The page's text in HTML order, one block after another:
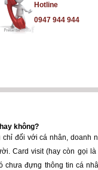
Hotline
0947 944 944
không?
đối với cá nhân, doanh
Card visit (hay còn gọi là
chưa đựng thông tin cá